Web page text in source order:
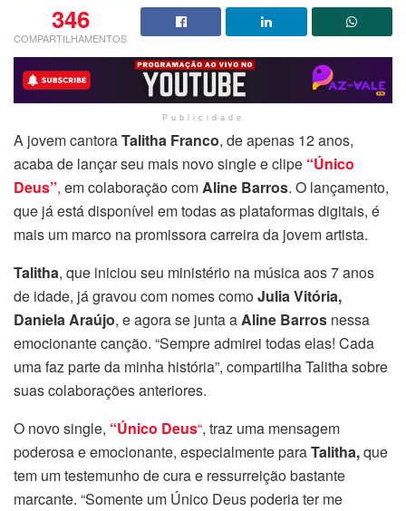
346
COMPARTILHAMENTOS
Publicidade
A jovem cantoraTalitha Franco, de apenas 12 anos,
acaba de lançar seu mais novo single e clipe “Único
Deus”, em colaboração comAline Barros. O lançamento,
que já está disponível em todas as plataformas digitais, é
mais um marco na promissora carreira da jovem artista.
Talitha, que iniciou seu ministério na música aos 7 anos
de idade, já gravou com nomes comoJulia Vitória,
Daniela Araújo, e agora se junta aAline Barros nessa
emocionante canção. “Sempre admirei todas elas! Cada
uma faz parte da minha história”, compartilha Talitha sobre
suas colaborações anteriores.
O novo single, “Único Deus“, traz uma mensagem
poderosa e emocionante, especialmente paraTalitha,que
tem um testemunho de cura e ressurreição bastante
marcante. “Somente um Único Deus poderia ter me